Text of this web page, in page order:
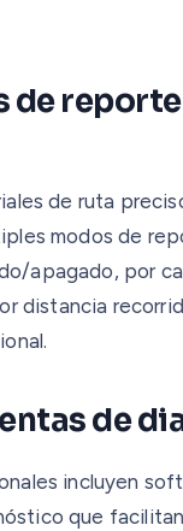
de reporte
de ruta
modos de
apagado, por
distancia
de
incluyen
que